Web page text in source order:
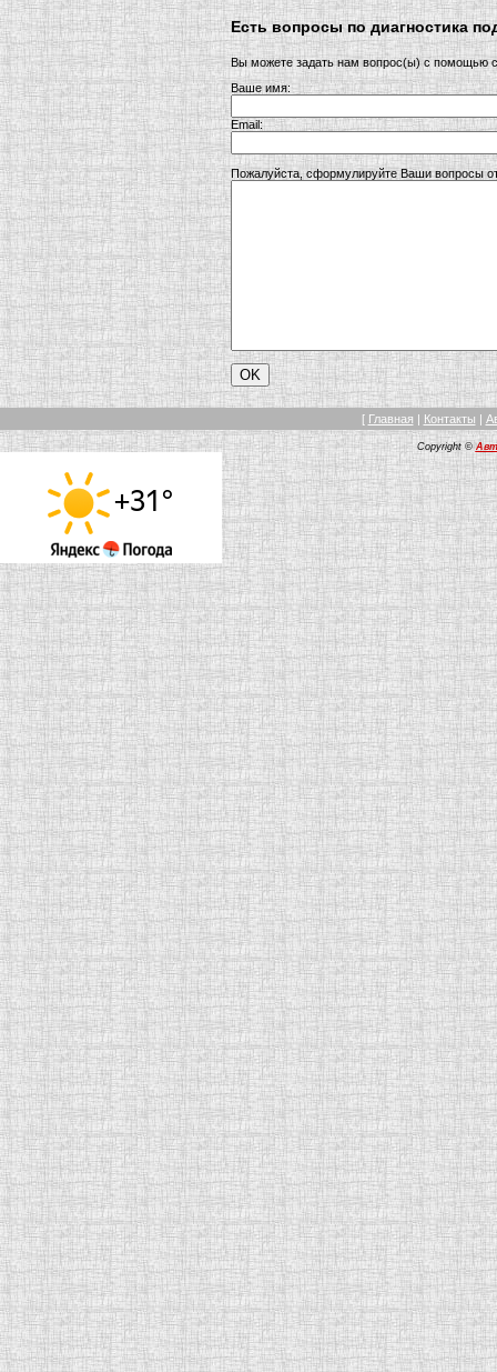
Есть вопросы по диагностика
Вы можете задать нам вопрос(ы) с
Ваше имя:
Email:
Пожалуйста, сформулируйте Ваши вопросы
[ Главная | Контакты |
Copyright ©